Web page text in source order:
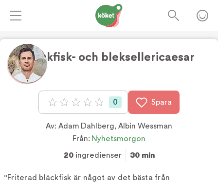
Bläckfisk- och bleksellericaesar
Betyg: 0 av 5 0 Spara
Av: Adam Dahlberg, Albin Wessman
Från: Nyhetsmorgon
20ingredienser 30 min
"Friterad bläckfisk är något av det bästa från